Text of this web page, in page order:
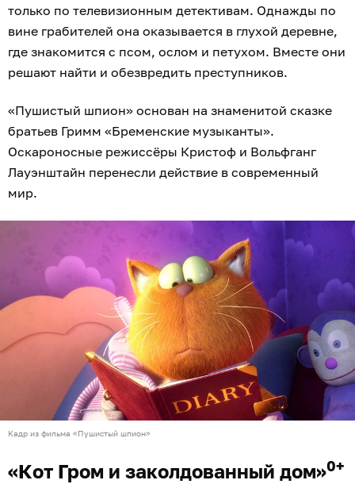
только по телевизионным детективам. Однажды по
вине грабителей она оказывается в глухой деревне,
где знакомится с псом, ослом и петухом. Вместе они
решают найти и обезвредить преступников.
«Пушистый шпион» основан на знаменитой сказке
братьев Гримм «Бременские музыканты».
Оскароносные режиссёры Кристоф и Вольфганг
Лауэнштайн перенесли действие в современный
мир.
Кадр из фильма «Пушистый шпион»
«Кот Гром и заколдованный дом»0+